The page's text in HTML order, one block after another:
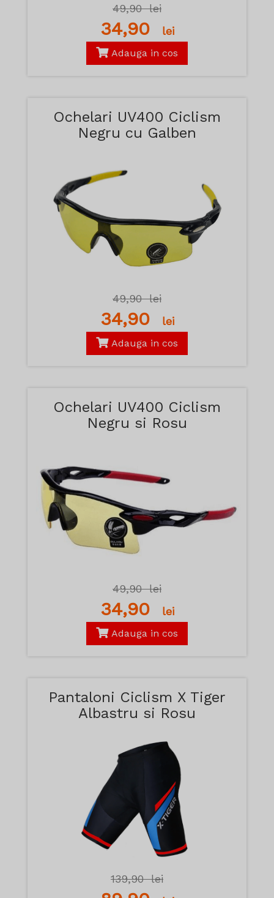
49,90lei
34,90 lei
Adauga in cos
Ochelari UV400 Ciclism
Negru cu Galben
49,90lei
34,90 lei
Adauga in cos
Ochelari UV400 Ciclism
Negru si Rosu
49,90lei
34,90 lei
Adauga in cos
Pantaloni Ciclism X Tiger
Albastru si Rosu
139,90lei